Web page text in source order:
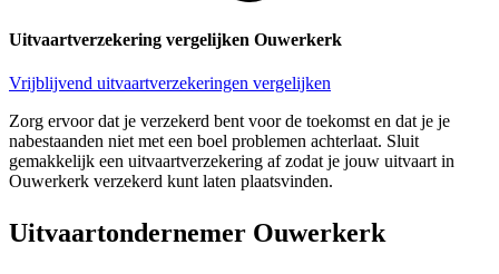
Uitvaartverzekering vergelijken Ouwerkerk
Vrijblijvend uitvaartverzekeringen vergelijken
Zorg ervoor dat je verzekerd bent voor de toekomst en dat je je
nabestaanden niet met een boel problemen achterlaat. Sluit
gemakkelijk een uitvaartverzekering af zodat je jouw uitvaart in
Ouwerkerk verzekerd kunt laten plaatsvinden.
Uitvaartondernemer Ouwerkerk